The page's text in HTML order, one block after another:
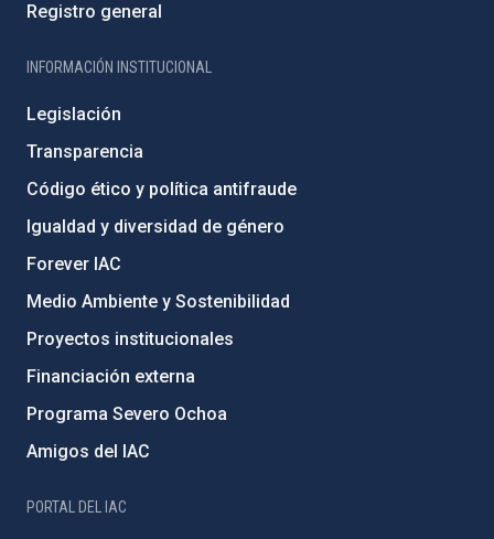
Registro general
INFORMACIÓN INSTITUCIONAL
Legislación
Transparencia
Código ético y política antifraude
Igualdad y diversidad de género
Forever IAC
Medio Ambiente y Sostenibilidad
Proyectos institucionales
Financiación externa
Programa Severo Ochoa
Amigos del IAC
PORTAL DEL IAC